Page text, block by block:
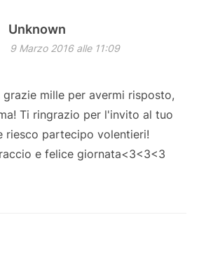
Unknown
9 Marzo 2016 alle 11:09
grazie mille per avermi risposto,
Ti ringrazio per l'invito al tuo
riesco partecipo volentieri!
e felice giornata<3<3<3